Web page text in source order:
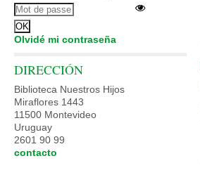
Olvidé mi contraseña
DIRECCIÓN
Biblioteca Nuestros Hijos
Miraflores 1443
11500 Montevideo
Uruguay
2601 90 99
contacto